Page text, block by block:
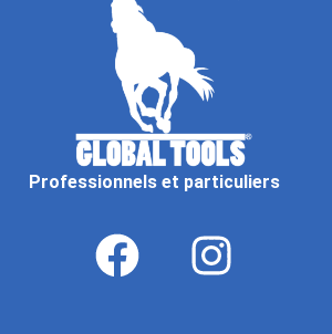
Professionnels et particuliers